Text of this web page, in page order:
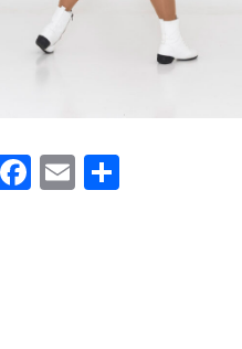
Facebook
Email